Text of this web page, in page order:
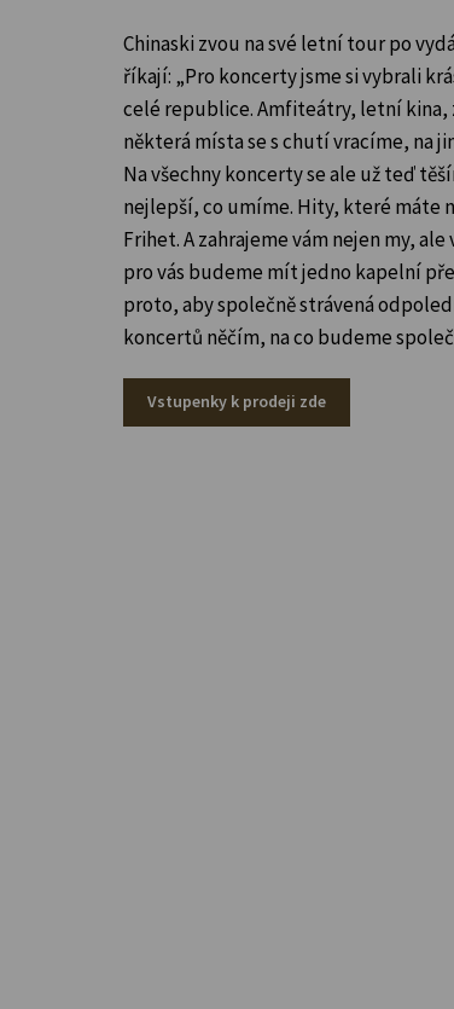
Chinaski zvou na své letní tour po
říkají: „Pro koncerty jsme si vybrali
celé republice. Amfiteátry, letní kina,
některá místa se s chutí vracíme, na
Na všechny koncerty se ale už teď
nejlepší, co umíme. Hity, které máte
Frihet. A zahrajeme vám nejen my,
pro vás budeme mít jedno kapelní
proto, aby společně strávená
koncertů něčím, na co budeme
Vstupenky k prodeji zde